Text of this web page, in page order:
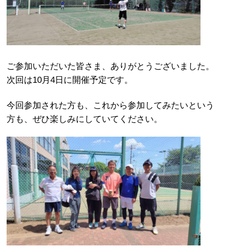
ご参加いただいた皆さま、ありがとうございました。
次回は10月4日に開催予定です。
今回参加された方も、これから参加してみたいという
方も、ぜひ楽しみにしていてください。